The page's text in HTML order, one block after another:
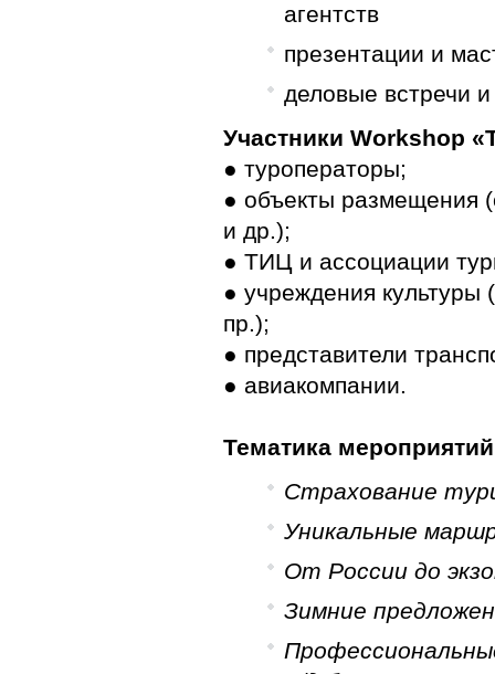
агентств
презентации и
деловые встречи
Участники Workshop
● туроператоры;
● объекты размещения
и др.);
● ТИЦ и ассоциации
● учреждения культуры
пр.);
● представители
● авиакомпании.
Тематика
Страхование
Уникальные
От России до
Зимние